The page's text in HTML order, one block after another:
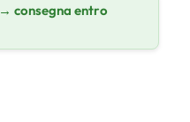
→ consegna entro